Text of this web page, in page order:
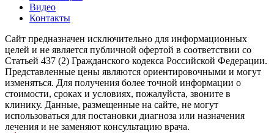
Видео
Контакты
Сайт предназначен исключительно для информационных
целей и не является публичной офертой в соответствии со
Статьей 437 (2) Гражданского кодекса Российской Федерации.
Представленные цены являются ориентировочными и могут
изменяться. Для получения более точной информации о
стоимости, сроках и условиях, пожалуйста, звоните в
клинику. Данные, размещенные на сайте, не могут
использоваться для постановки диагноза или назначения
лечения и не заменяют консультацию врача.